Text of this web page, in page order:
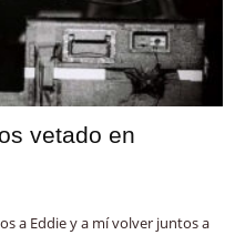
vetado en
a Eddie y a mí volver juntos a